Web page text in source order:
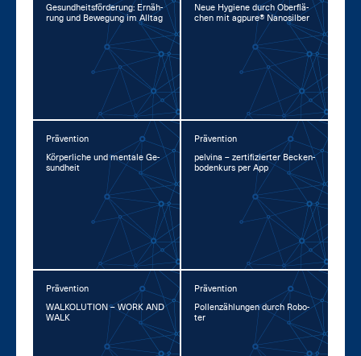
Ge­sund­heits­för­de­rung: Er­näh­
rung und Be­we­gung im All­tag
Neue Hy­gie­ne durch Ober­flä­
chen mit agpu­re® Na­no­sil­ber
Prävention
Kör­per­li­che und men­ta­le Ge­
sund­heit
Prävention
pel­vina – zer­ti­fi­zier­ter Be­cken­
bo­den­kurs per App
Prävention
WAL­KO­LU­TI­ON – WORK AND
WALK
Prävention
Pol­len­zäh­lun­gen durch Ro­bo­
ter